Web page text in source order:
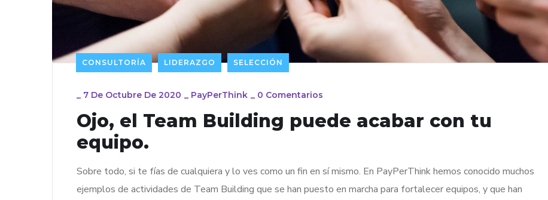
CONSULTORÍA LIDERAZGO SELECCIÓN
_ 7 De Octubre De 2020 _ PayPerThink _ 0 Comentarios
Ojo, el Team Building puede acabar con tu
equipo.
Sobre todo, si te fías de cualquiera y lo ves como un fin en sí mismo. En PayPerThink hemos conocido muchos
ejemplos de actividades de Team Building que se han puesto en marcha para fortalecer equipos, y que han